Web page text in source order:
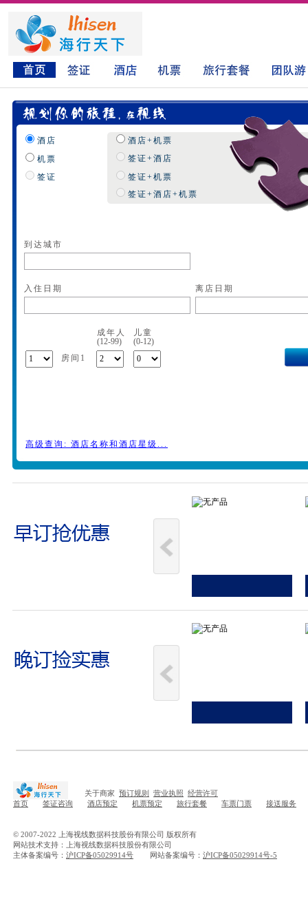
酒店
机票
签证
酒店+机票
签证+机票
签证+酒店
签证+酒店+机票
到达城市
入住日期 离店日期
成年人
儿童
(12-99)
(0-12)
房间1
高级查询: 酒店名称和酒店星级...
关于商家 预订规则 营业执照 经营许可
首页
签证咨询 酒店预定 机票预定 旅行套餐 车票门票 接送服务
© 2007-2022 上海视线数据科技股份有限公司 版权所有
网站技术支持：上海视线数据科技股份有限公司
主体备案编号： 沪ICP备05029914号 网站备案编号： 沪ICP备05029914号-5